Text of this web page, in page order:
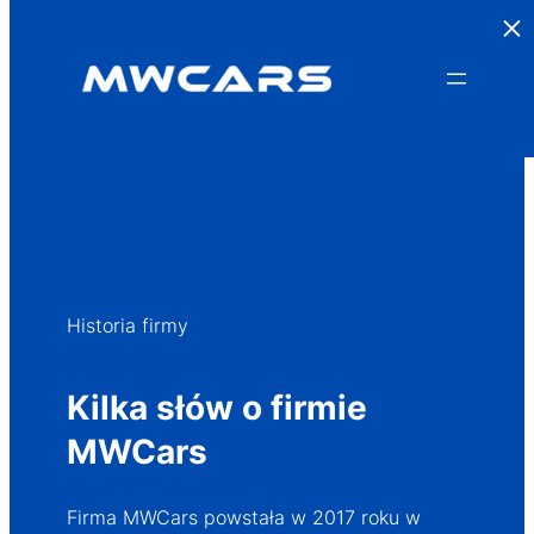
Historia firmy
Kilka słów o firmie
MWCars
Firma MWCars powstała w 2017 roku w
×